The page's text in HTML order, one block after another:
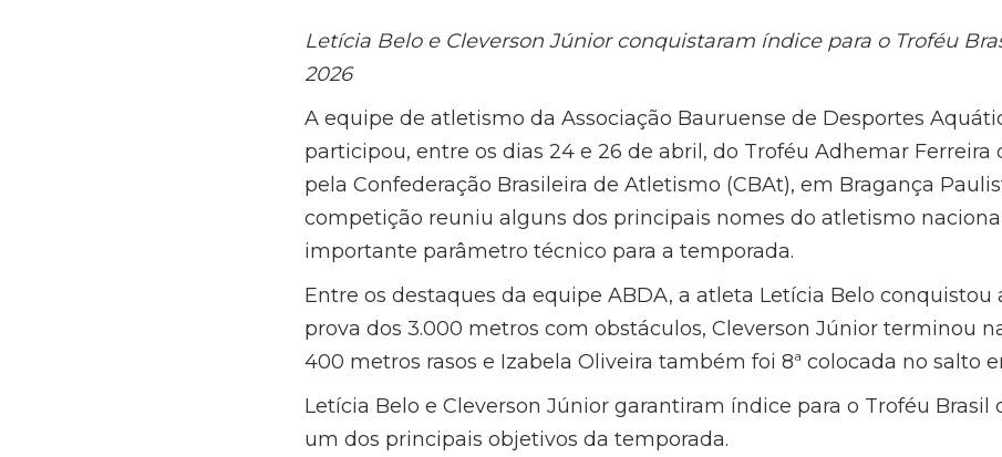
Letícia Belo e Cleverson Júnior conquistaram índice para o Troféu
2026
A equipe de atletismo da Associação Bauruense de Desportes
participou, entre os dias 24 e 26 de abril, do Troféu Adhemar Ferreira
pela Confederação Brasileira de Atletismo (CBAt), em Bragança
competição reuniu alguns dos principais nomes do atletismo
importante parâmetro técnico para a temporada.
Entre os destaques da equipe ABDA, a atleta Letícia Belo conquistou
prova dos 3.000 metros com obstáculos, Cleverson Júnior terminou
400 metros rasos e Izabela Oliveira também foi 8ª colocada no salto
Letícia Belo e Cleverson Júnior garantiram índice para o Troféu Brasil
um dos principais objetivos da temporada.